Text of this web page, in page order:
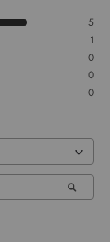
5
1
0
0
0